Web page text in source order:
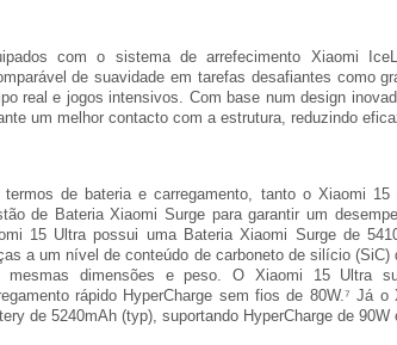
com o sistema de arrefecimento Xiaomi
de suavidade em tarefas desafiantes como
real e jogos intensivos. Com base num design
um melhor contacto com a estrutura, reduzindo
termos de bateria e carregamento, tanto o Xiaomi
de Bateria Xiaomi Surge para garantir um
15 Ultra possui uma Bateria Xiaomi Surge de
a um nível de conteúdo de carboneto de silício
mesmas dimensões e peso. O Xiaomi 15 Ultra
rápido HyperCharge sem fios de 80W.⁷ Já
de 5240mAh (typ), suportando HyperCharge de 90W